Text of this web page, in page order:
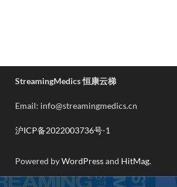
StreamingMedics 恒康云梯
Email: info@streamingmedics.cn
沪ICP备2022003736号-1
Powered byWordPressand HitMag.